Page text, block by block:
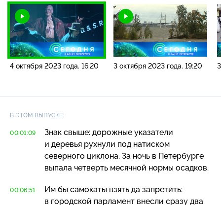
4 октября 2023 года. 16:20 3 октября 2023 года. 19:20
В ЭТОМ ВЫПУСКЕ:
00:01:09
Знак свыше: дорожные указатели
и деревья рухнули под натиском
северного циклона. За ночь в Петербурге
выпала четверть месячной нормы осадков.
00:06:51
Им бы самокаты взять да запретить:
в городской парламент внесли сразу два